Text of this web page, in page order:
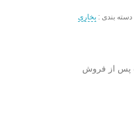
دسته بندی : بخاری